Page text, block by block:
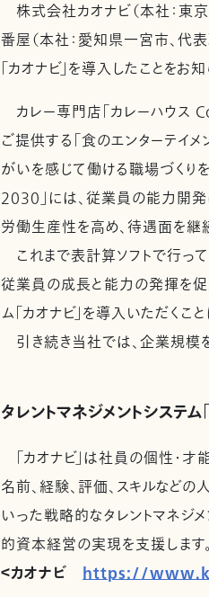
株式会社カオナビ（本社：東
番屋（本社：愛知県一宮市、代
「カオナビ」を導入したことをお知
カレー専門店「カレーハウス
ご提供する「食のエンターテイ
がいを感じて働ける職場づくり
2030」には、従業員の能力開発
労働生産性を高め、待遇面を継
これまで表計算ソフトで行っ
従業員の成長と能力の発揮を促
ム「カオナビ」を導入いただくこと
引き続き当社では、企業規模
タレントマネジメントシステム
「カオナビ」は社員の個性・才
名前、経験、評価、スキルなど
いった戦略的なタレントマネジ
的資本経営の実現を支援します。
＜カオナビ https://